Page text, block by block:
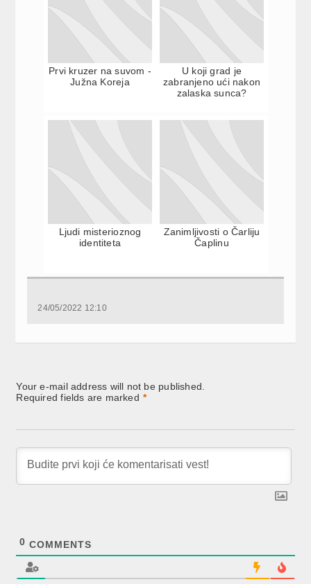
Prvi kruzer na suvom -
Južna Koreja
U koji grad je
zabranjeno ući nakon
zalaska sunca?
Ljudi misterioznog
identiteta
Zanimljivosti o Čarliju
Čaplinu
24/05/2022 12:10
Your e-mail address will not be published.
Required fields are marked *
0 COMMENTS